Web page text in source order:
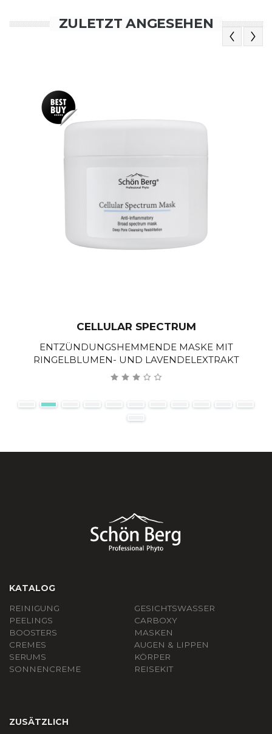
ZULETZT ANGESEHEN
Previous
CELLULAR SPECTRUM
ENTZÜNDUNGSHEMMENDE MASKE MIT
RINGELBLUMEN- UND LAVENDELEXTRAKT
Next
KATALOG
REINIGUNG
GESICHTSWASSER
PEELINGS
СARBOXY
BOOSTERS
MASKEN
CREMES
AUGEN & LIPPEN
SERUMS
KÖRPER
SONNENCREME
REISEKIT
ZUSÄTZLICH